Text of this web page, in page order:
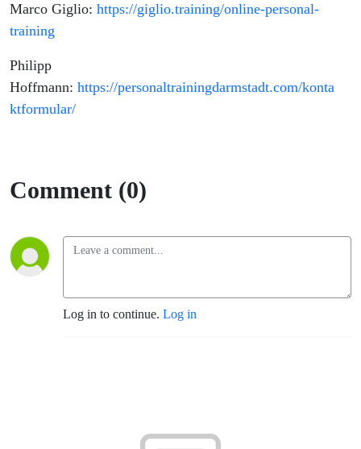
Marco Giglio: https://giglio.training/online-personal-
training
Philipp
Hoffmann: https://personaltrainingdarmstadt.com/konta
ktformular/
Comment (0)
Log in to continue. Log in